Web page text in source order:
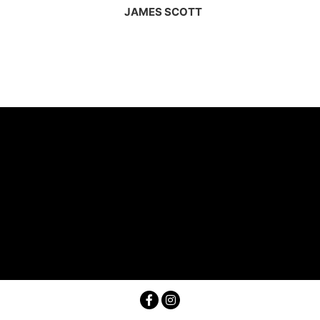
JAMES SCOTT